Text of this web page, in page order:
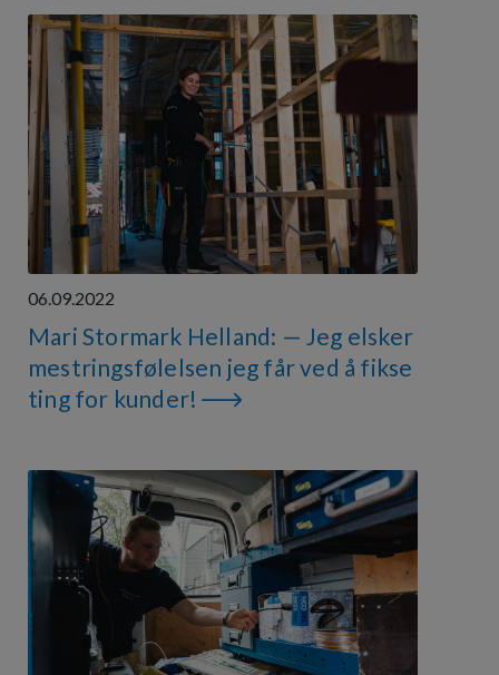
06.09.2022
Mari Stormark Helland: — Jeg elsker
mestringsfølelsen jeg får ved å fikse
ting for kunder!